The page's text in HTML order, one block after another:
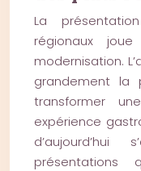
La
régionaux
modernisation.
grandement la
transformer
expérience
présentations